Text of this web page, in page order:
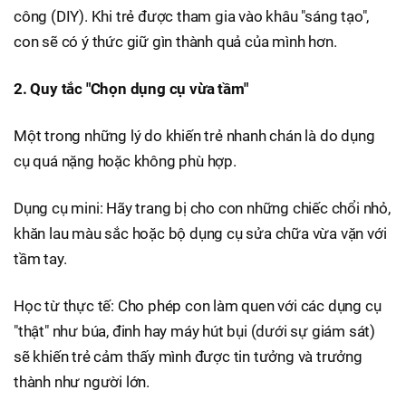
công (DIY). Khi trẻ được tham gia vào khâu "sáng tạo",
con sẽ có ý thức giữ gìn thành quả của mình hơn.
2. Quy tắc "Chọn dụng cụ vừa tầm"
Một trong những lý do khiến trẻ nhanh chán là do dụng
cụ quá nặng hoặc không phù hợp.
Dụng cụ mini: Hãy trang bị cho con những chiếc chổi nhỏ,
khăn lau màu sắc hoặc bộ dụng cụ sửa chữa vừa vặn với
tầm tay.
Học từ thực tế: Cho phép con làm quen với các dụng cụ
"thật" như búa, đinh hay máy hút bụi (dưới sự giám sát)
sẽ khiến trẻ cảm thấy mình được tin tưởng và trưởng
thành như người lớn.